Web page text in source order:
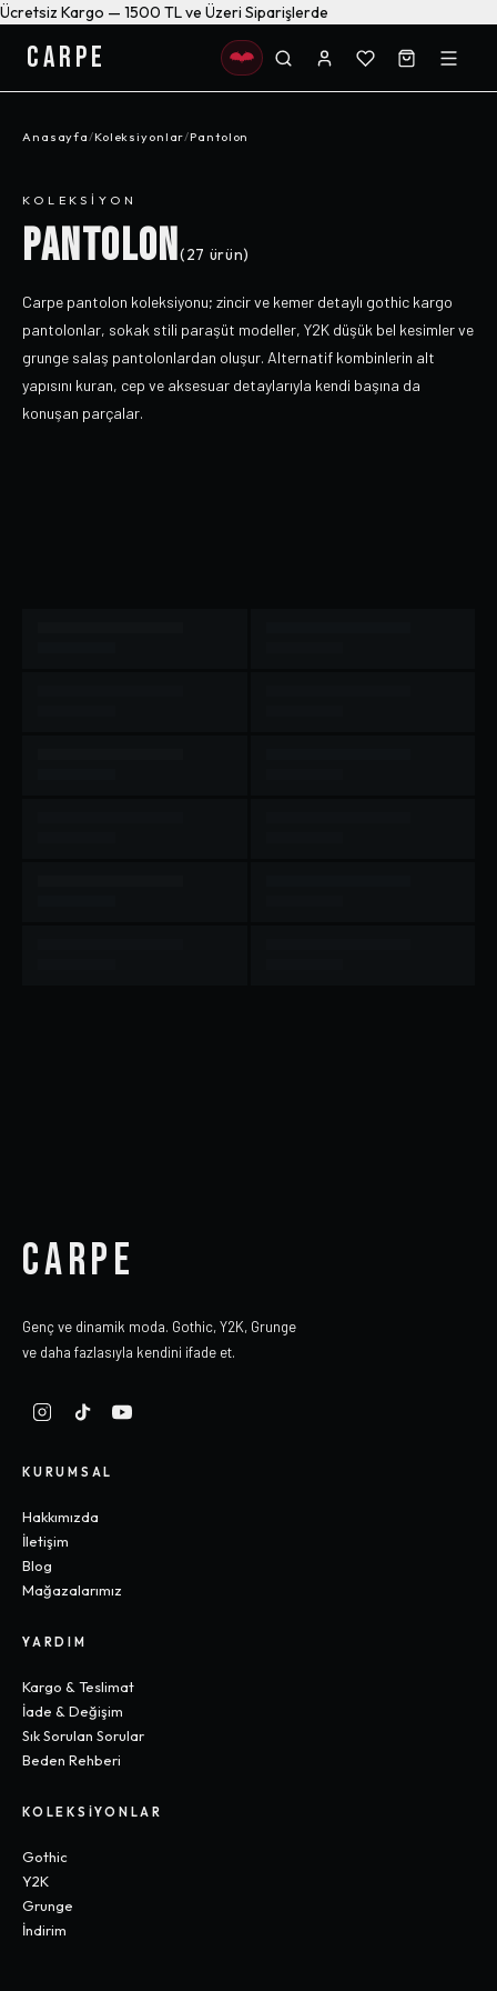
Ücretsiz Kargo — 1500 TL ve Üzeri Siparişlerde
CARPE
Anasayfa/Koleksiyonlar/Pantolon
KOLEKSIYON
PANTOLON(27 ürün)
Carpe pantolon koleksiyonu; zincir ve kemer detaylı gothic kargo
pantolonlar, sokak stili paraşüt modeller, Y2K düşük bel kesimler ve
grunge salaş pantolonlardan oluşur. Alternatif kombinlerin alt
yapısını kuran, cep ve aksesuar detaylarıyla kendi başına da
konuşan parçalar.
CARPE
Genç ve dinamik moda. Gothic, Y2K, Grunge
ve daha fazlasıyla kendini ifade et.
KURUMSAL
Hakkımızda
İletişim
Blog
Mağazalarımız
YARDIM
Kargo & Teslimat
İade & Değişim
Sık Sorulan Sorular
Beden Rehberi
KOLEKSIYONLAR
Gothic
Y2K
Grunge
İndirim